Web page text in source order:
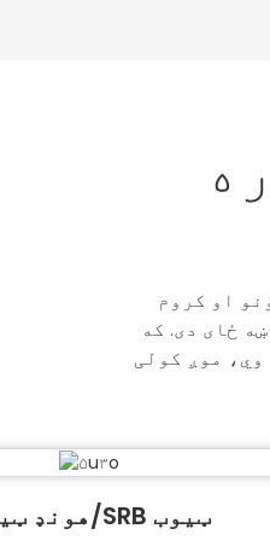
او کروم
ځای دی. که
موږ کولی
هونډ ټیوب/SRB ټیوب